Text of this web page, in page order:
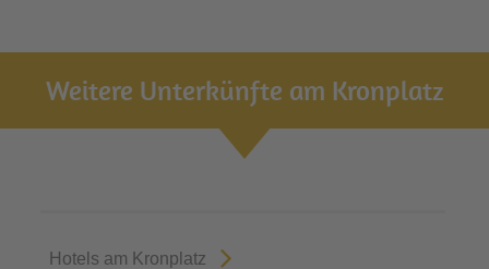
Weitere Unterkünfte am Kronplatz
Hotels am Kronplatz